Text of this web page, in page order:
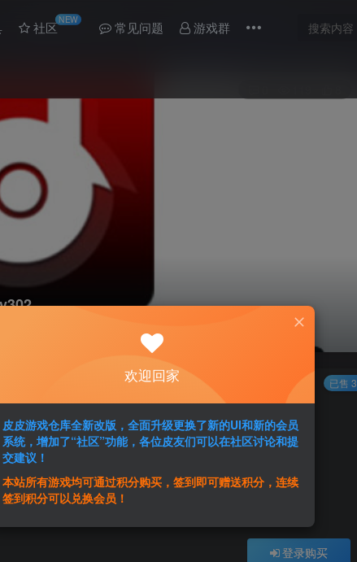
社区NEW 常见问题 游戏群
力版 steam连接问题解决软件 community302
付费资源，请付费后查看
黄金会员免费 超级会员
登录购买
已售 3
欢迎回家
皮皮游戏仓库全新改版，全面升级更换了新的UI和新的会员
系统，增加了“社区”功能，各位皮友们可以在社区讨论和提
交建议！
本站所有游戏均可通过积分购买，签到即可赠送积分，连续
签到积分可以兑换会员！